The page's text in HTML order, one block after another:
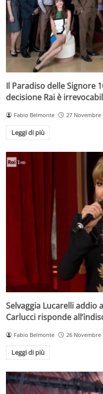
Il Paradiso delle Signore
decisione Rai è
Fabio Belmonte 27 Novembre
Leggi di più
Selvaggia Lucarelli addio
Carlucci risponde
Fabio Belmonte 26 Novembre
Leggi di più